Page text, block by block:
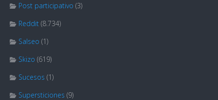
Post participativo (3)
Reddit (8.734)
Salseo (1)
Skizo (619)
Sucesos (1)
Supersticiones (9)